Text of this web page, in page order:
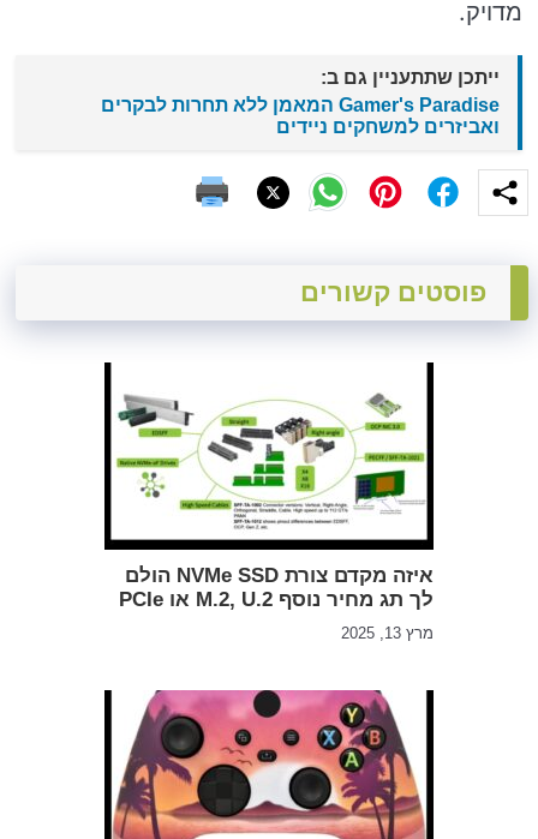
מדויק.
ייתכן שתתעניין גם ב:
Gamer's Paradise המאמן ללא תחרות לבקרים
ואביזרים למשחקים ניידים
פוסטים קשורים
איזה מקדם צורת NVMe SSD הולם
לך תג מחיר נוסף M.2, U.2 או PCIe
מרץ 13, 2025